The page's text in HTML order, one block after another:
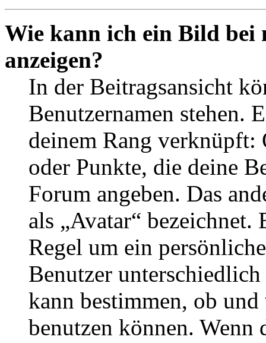
Wie kann ich ein Bild bei
anzeigen?
In der Beitragsansicht
Benutzernamen stehen.
deinem Rang verknüpft:
oder Punkte, die deine
Forum angeben. Das
als „Avatar“
Regel um ein
Benutzer
kann bestimmen, ob
benutzen können. Wenn